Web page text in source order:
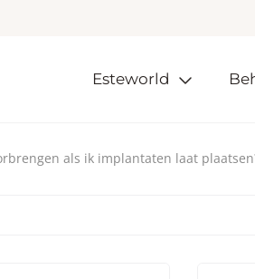
als ik implantaten laat
Esteworld